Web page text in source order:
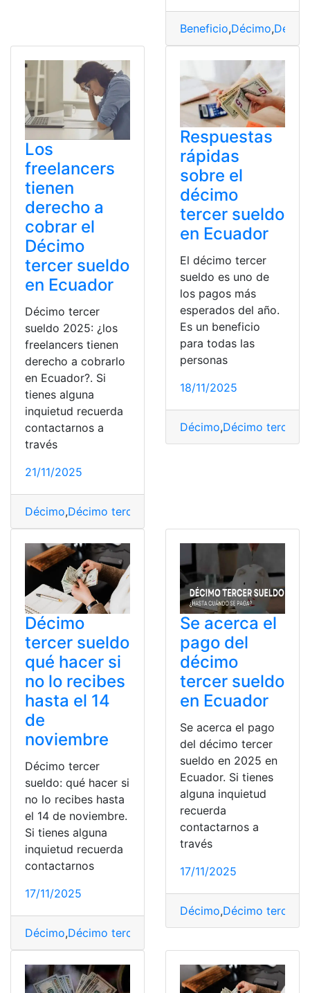
Beneficio,Décimo,
Los
freelancers
tienen
derecho a
cobrar el
Décimo
tercer sueldo
en Ecuador
Décimo tercer
sueldo 2025: ¿los
freelancers tienen
derecho a cobrarlo
en Ecuador?. Si
tienes alguna
inquietud recuerda
contactarnos a
través
21/11/2025
Décimo,Décimo tercer sueldo
Respuestas
rápidas
sobre el
décimo
tercer sueldo
en Ecuador
El décimo tercer
sueldo es uno de
los pagos más
esperados del año.
Es un beneficio
para todas las
personas
18/11/2025
Décimo,Décimo tercer
Décimo
tercer sueldo
qué hacer si
no lo recibes
hasta el 14
de
noviembre
Décimo tercer
sueldo: qué hacer si
no lo recibes hasta
el 14 de noviembre.
Si tienes alguna
inquietud recuerda
contactarnos
17/11/2025
Décimo,Décimo tercer sueldo
Se acerca el
pago del
décimo
tercer sueldo
en Ecuador
Se acerca el pago
del décimo tercer
sueldo en 2025 en
Ecuador. Si tienes
alguna inquietud
recuerda
contactarnos a
través
17/11/2025
Décimo,Décimo tercer